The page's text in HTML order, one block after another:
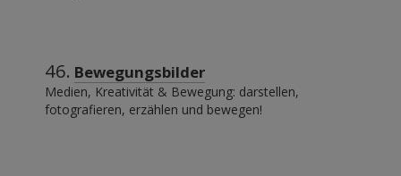
46. Bewegungsbilder
Medien, Kreativität & Bewegung: darstellen,
fotografieren, erzählen und bewegen!